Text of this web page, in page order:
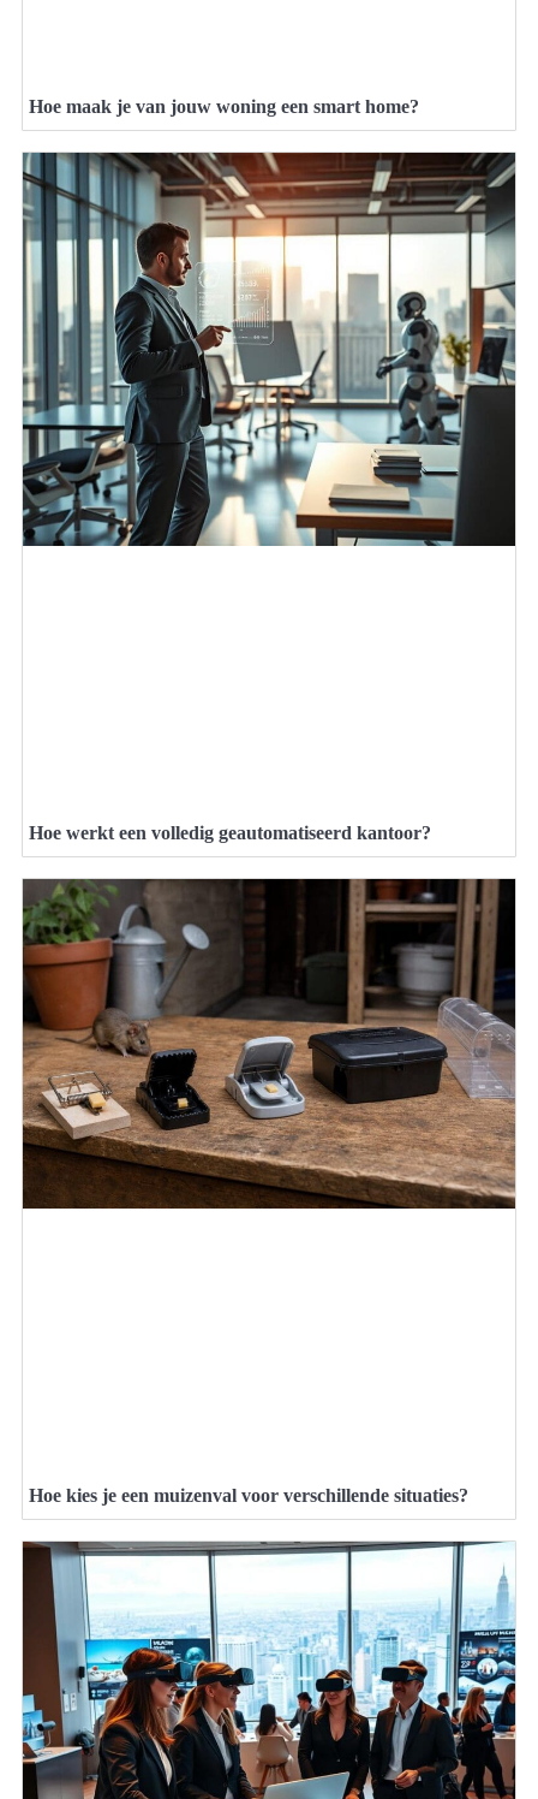
Hoe maak je van jouw woning een smart home?
Hoe werkt een volledig geautomatiseerd kantoor?
Hoe kies je een muizenval voor verschillende situaties?